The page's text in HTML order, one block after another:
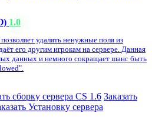
1.0
удалять ненужные поля из
его другим игрокам на сервере. Данная
данных и немного сокращает шанс быть
сборку сервера CS 1.6 Заказать
Установку сервера